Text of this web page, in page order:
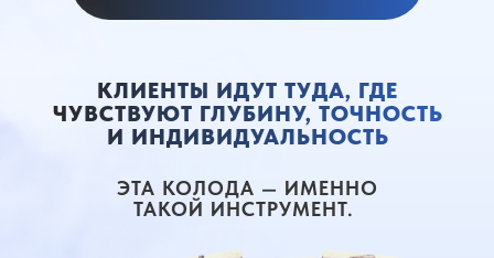
КЛИЕНТЫ ИДУТ ТУДА, ГДЕ
ЧУВСТВУЮТ ГЛУБИНУ, ТОЧНОСТЬ
И ИНДИВИДУАЛЬНОСТЬ
ЭТА КОЛОДА — ИМЕННО
ТАКОЙ ИНСТРУМЕНТ.